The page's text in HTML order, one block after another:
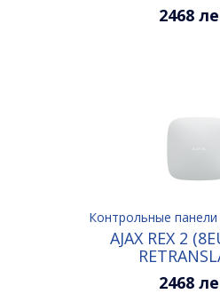
2468
Контрольные
AJAX REX 2
2468